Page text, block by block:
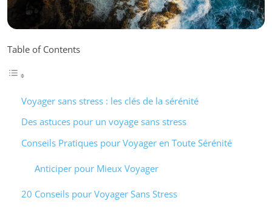
Table of Contents
Voyager sans stress : les clés de la sérénité
Des astuces pour un voyage sans stress
Conseils Pratiques pour Voyager en Toute Sérénité
Anticiper pour Mieux Voyager
20 Conseils pour Voyager Sans Stress